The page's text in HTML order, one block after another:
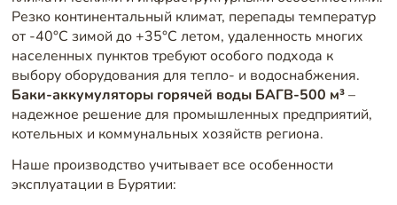
Резко континентальный климат, перепады температур
от -40°C зимой до +35°C летом, удаленность многих
населенных пунктов требуют особого подхода к
выбору оборудования для тепло- и водоснабжения.
Баки-аккумуляторы горячей воды БАГВ-500 м³–
надежное решение для промышленных предприятий,
котельных и коммунальных хозяйств региона.
Наше производство учитывает все особенности
эксплуатации в Бурятии: